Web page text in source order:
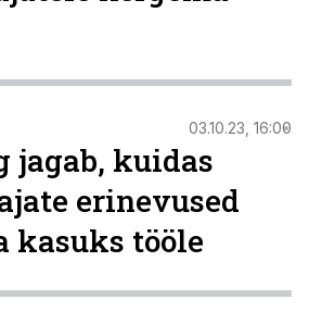
03.10.23, 16:00
jagab, kuidas
erinevused
kasuks tööle